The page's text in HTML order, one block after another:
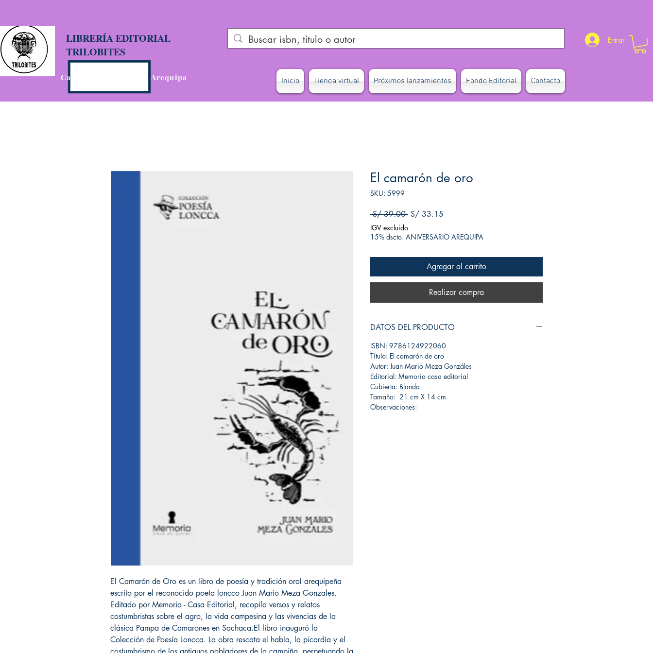
LIBRERÍA EDITORIAL
TRILOBITES
Calle San Agustín 201, Arequipa
Entrar
Inicio Tienda virtual Próximos lanzamientos Fondo Editorial Contacto
El Camarón de Oro es un libro de poesía y tradición oral arequipeña
escrito por el reconocido poeta loncco Juan Mario Meza Gonzales.
Editado por Memoria - Casa Editorial, recopila versos y relatos
costumbristas sobre el agro, la vida campesina y las vivencias de la
clásica Pampa de Camarones en Sachaca.El libro inauguró la
Colección de Poesía Loncca. La obra rescata el habla, la picardía y el
El camarón de oro
SKU: 5999
S/ 39.00 Precio
S/ 33.15
IGV excluido
15% dscto. ANIVERSARIO AREQUIPA
Agregar al carrito
Realizar compra
DATOS DEL PRODUCTO
ISBN: 9786124922060
Título: El camarón de oro
Autor: Juan Mario Meza Gonzáles
Editorial: Memoria casa editorial
Cubierta: Blanda
Tamaño: 21 cm X 14 cm
Observaciones: